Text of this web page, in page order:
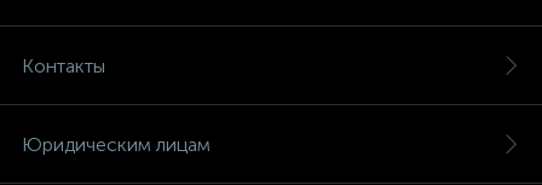
Контакты
Юридическим лицам